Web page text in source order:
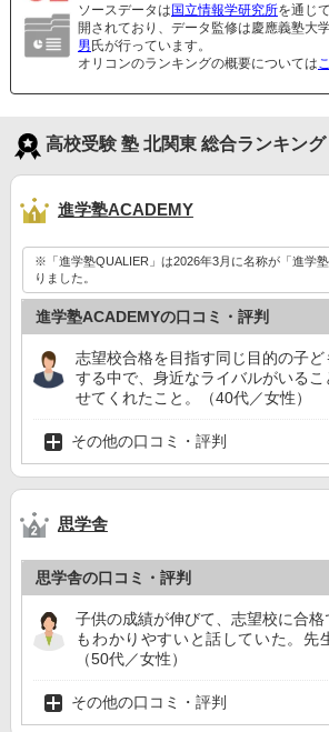
ソースデータは 国立情報学研究所を通じ
開されており、データ監修は慶應義塾大
男 氏が行っています。
オリコンのランキングの概要については
高校受験 塾 北関東 総合ランキング
進学塾ACADEMY
※「進学塾QUALIER」は2026年3月に名称が「進学
りました。
進学塾ACADEMYの口コミ・評判
志望校合格を目指す同じ目的の子
する中で、身近なライバルがいるこ
せてくれたこと。（40代／女性）
その他の口コミ・評判
思学舎
思学舎の口コミ・評判
子供の成績が伸びて、志望校に合
もわかりやすいと話していた。先
（50代／女性）
その他の口コミ・評判